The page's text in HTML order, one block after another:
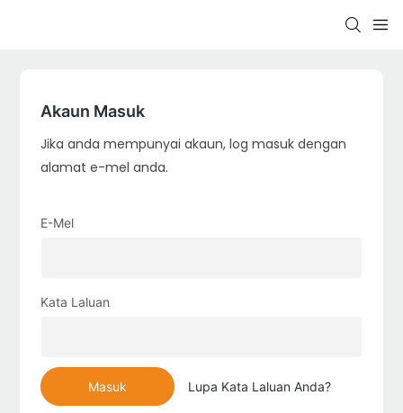
Akaun Masuk
Jika anda mempunyai akaun, log masuk dengan
alamat e-mel anda.
E-Mel
Kata Laluan
Masuk Lupa Kata Laluan Anda?